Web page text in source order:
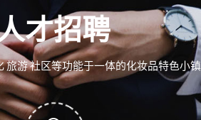
才招聘
旅游 社区等功能于一体的化妆品特色小镇